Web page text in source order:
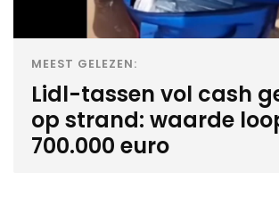
MEEST GELEZEN:
Lidl-tassen vol cash
op strand: waarde
700.000 euro